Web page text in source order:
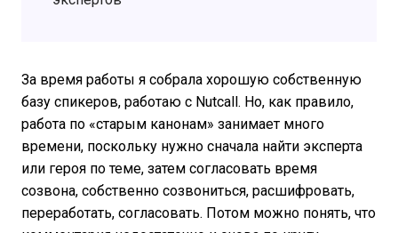
За время работы я собрала хорошую собственную
базу спикеров, работаю с Nutcall. Но, как правило,
работа по «старым канонам» занимает много
времени, поскольку нужно сначала найти эксперта
или героя по теме, затем согласовать время
созвона, собственно созвониться, расшифровать,
переработать, согласовать. Потом можно понять, что